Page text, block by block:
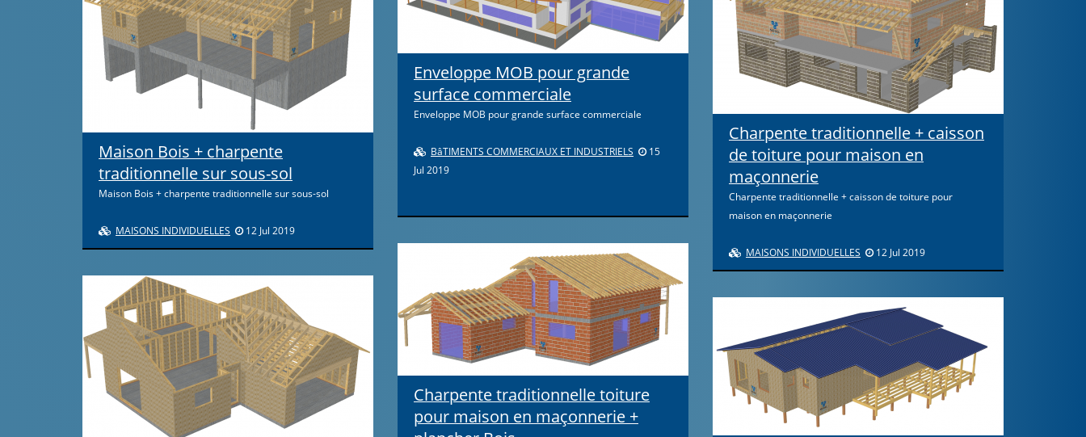
Maison Bois + charpente
traditionnelle sur sous-sol
Maison Bois + charpente traditionnelle sur sous-sol
MAISONS INDIVIDUELLES 12 Jul 2019
Enveloppe MOB pour grande
surface commerciale
Enveloppe MOB pour grande surface commerciale
BâTIMENTS COMMERCIAUX ET INDUSTRIELS
15
Jul 2019
Charpente traditionnelle + caisson
de toiture pour maison en
maçonnerie
Charpente traditionnelle + caisson de toiture pour
maison en maçonnerie
MAISONS INDIVIDUELLES 12 Jul 2019
Charpente traditionnelle toiture
pour maison en maçonnerie +